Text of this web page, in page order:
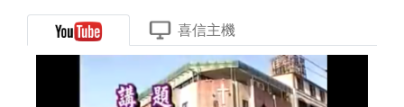
喜信主機